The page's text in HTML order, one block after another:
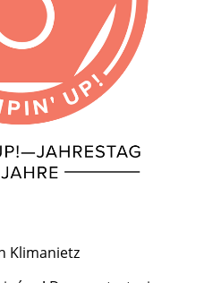
Klimanietz